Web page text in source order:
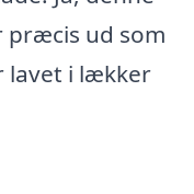
præcis ud som
lavet i lækker